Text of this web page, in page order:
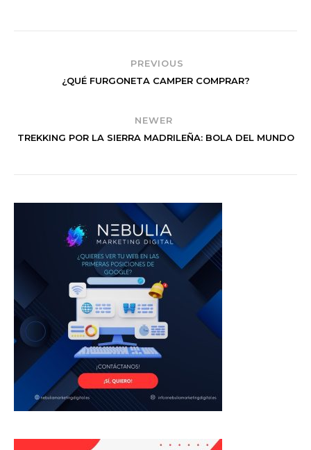
PREVIOUS
¿QUÉ FURGONETA CAMPER COMPRAR?
NEWER
TREKKING POR LA SIERRA MADRILEÑA: BOLA DEL MUNDO